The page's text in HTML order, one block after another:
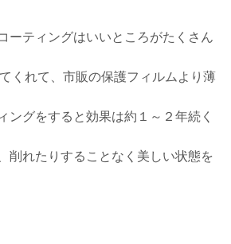
ーティングはいいところがたくさん
くれて、市販の保護フィルムより薄
ングをすると効果は約１～２年続く
削れたりすることなく美しい状態を